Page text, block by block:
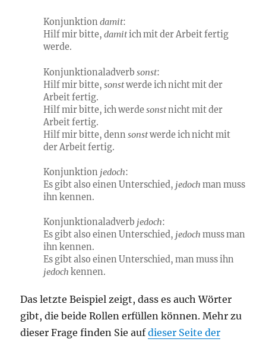
Konjunktion damit:
Hilf mir bitte, damitich mit der Arbeit fertig
werde.
Konjunktionaladverb sonst:
Hilf mir bitte, sonstwerde ich nicht mit der
Arbeit fertig.
Hilf mir bitte, ich werde sonstnicht mit der
Arbeit fertig.
Hilf mir bitte, denn sonstwerde ich nicht mit
der Arbeit fertig.
Konjunktion jedoch:
Es gibt also einen Unterschied, jedoch man muss
ihn kennen.
Konjunktionaladverb jedoch:
Es gibt also einen Unterschied, jedoch muss man
ihn kennen.
Es gibt also einen Unterschied, man muss ihn
jedoch kennen.
Das letzte Beispiel zeigt, dass es auch Wörter
gibt, die beide Rollen erfüllen können. Mehr zu
dieser Frage finden Sie aufdieser Seite der